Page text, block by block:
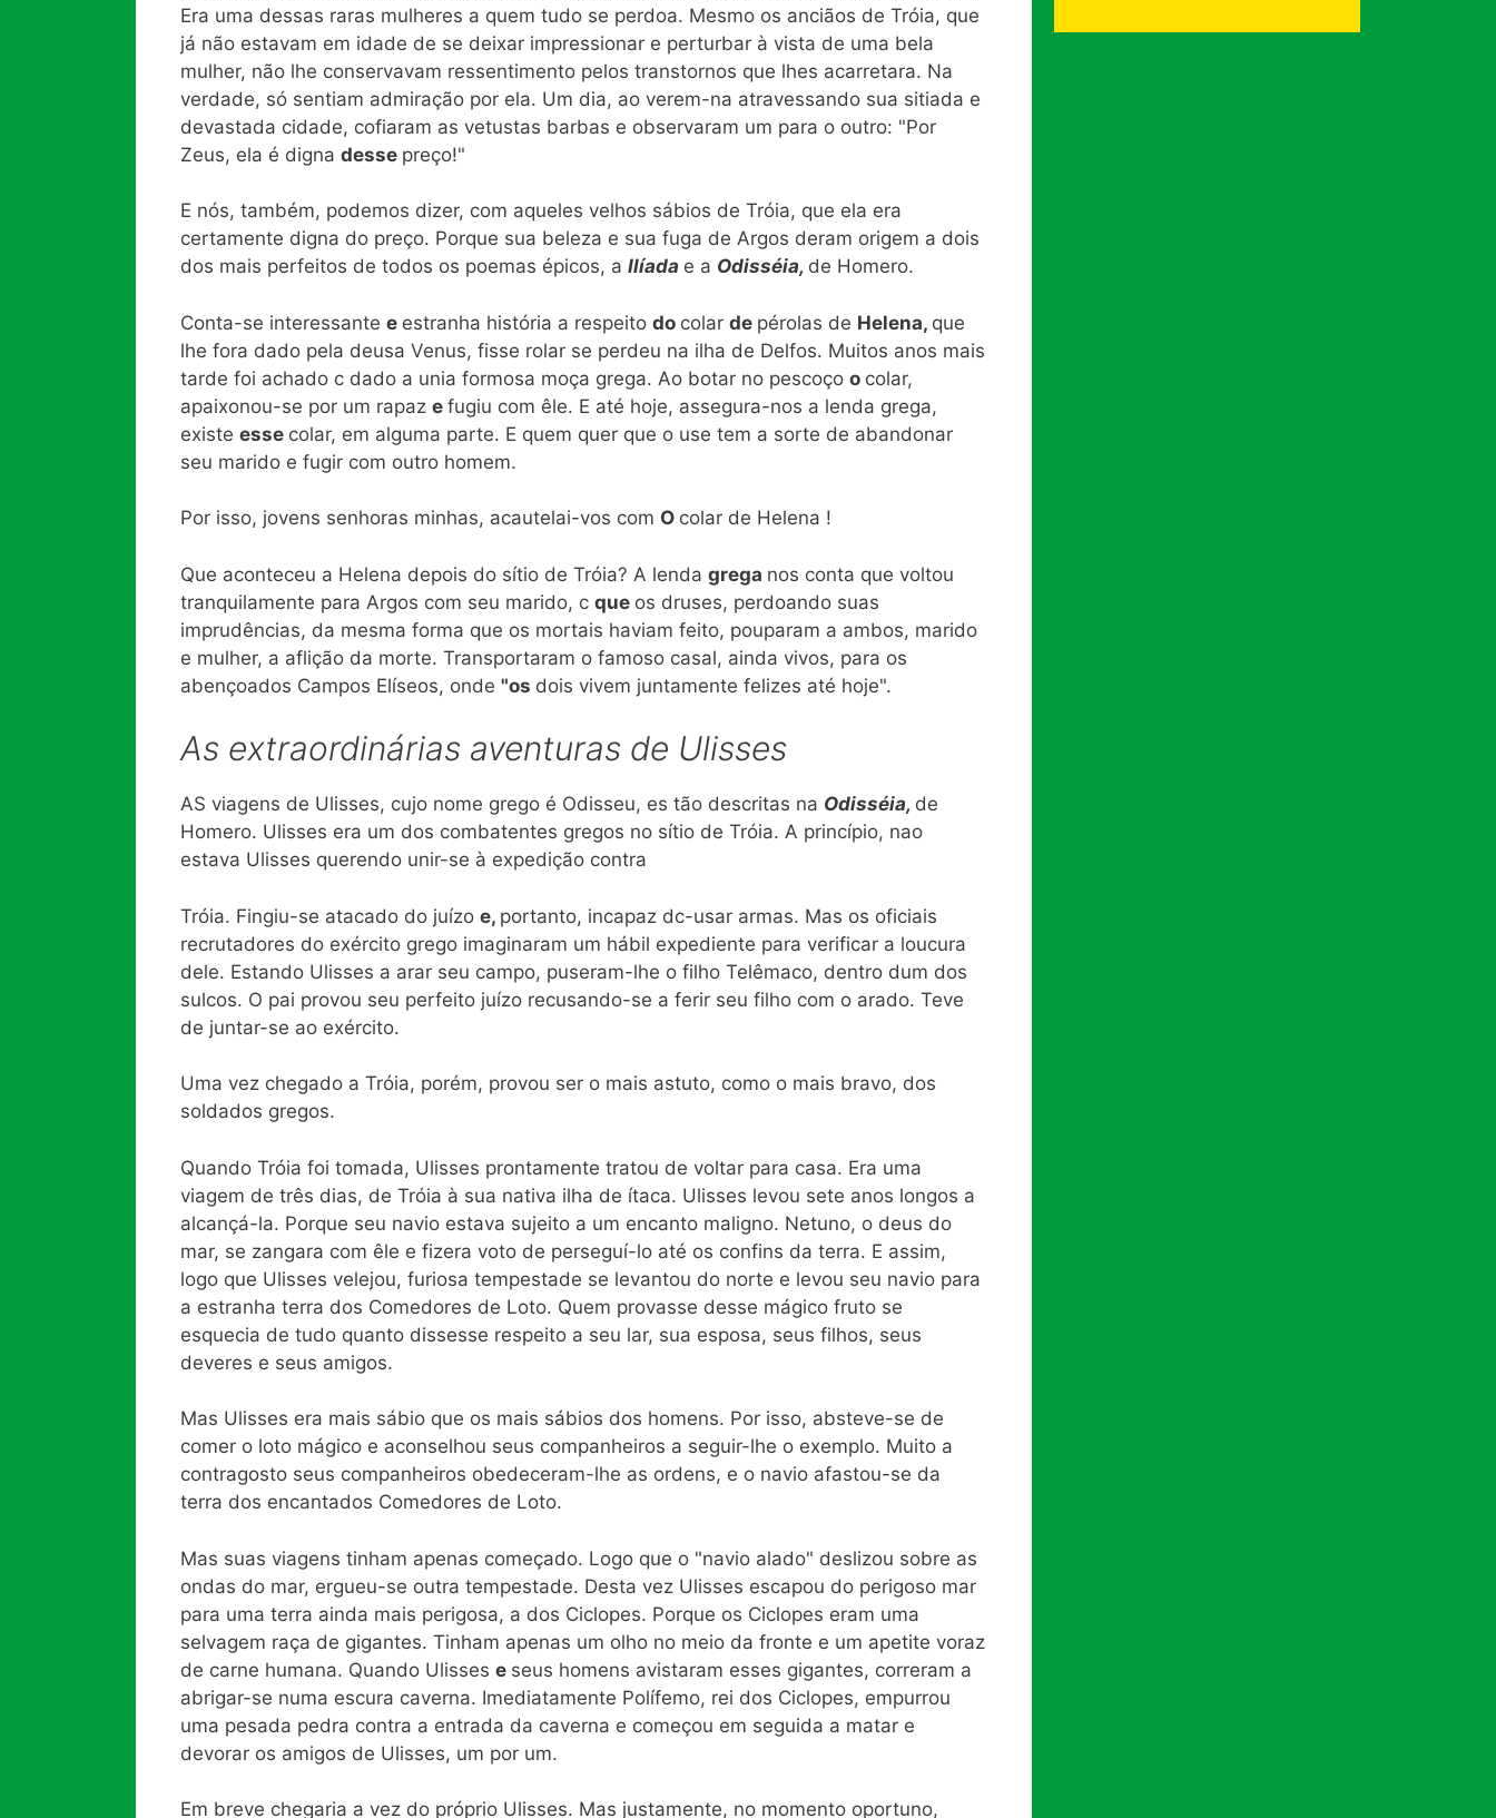
Era uma dessas raras mulheres a quem tudo se perdoa. Mesmo os anciãos de Tróia, que
já não estavam em idade de se deixar impressionar e perturbar à vista de uma bela
mulher, não lhe conservavam ressentimento pelos transtornos que lhes acarretara. Na
verdade, só sentiam admiração por ela. Um dia, ao verem-na atravessando sua sitiada e
devastada cidade, cofiaram as vetustas barbas e observaram um para o outro: "Por
Zeus, ela é digna desse preço!"
E nós, também, podemos dizer, com aqueles velhos sábios de Tróia, que ela era
certamente digna do preço. Porque sua beleza e sua fuga de Argos deram origem a dois
dos mais perfeitos de todos os poemas épicos, a Ilíada e a Odisséia, de Homero.
Conta-se interessante e estranha história a respeito do colar de pérolas de Helena, que
lhe fora dado pela deusa Venus, fisse rolar se perdeu na ilha de Delfos. Muitos anos mais
tarde foi achado c dado a unia formosa moça grega. Ao botar no pescoço o colar,
apaixonou-se por um rapaz e fugiu com êle. E até hoje, assegura-nos a lenda grega,
existe esse colar, em alguma parte. E quem quer que o use tem a sorte de abandonar
seu marido e fugir com outro homem.
Por isso, jovens senhoras minhas, acautelai-vos com O colar de Helena !
Que aconteceu a Helena depois do sítio de Tróia? A lenda grega nos conta que voltou
tranquilamente para Argos com seu marido, c que os druses, perdoando suas
imprudências, da mesma forma que os mortais haviam feito, pouparam a ambos, marido
e mulher, a aflição da morte. Transportaram o famoso casal, ainda vivos, para os
abençoados Campos Elíseos, onde "os dois vivem juntamente felizes até hoje".
As extraordinárias aventuras de Ulisses
AS viagens de Ulisses, cujo nome grego é Odisseu, es tão descritas na Odisséia, de
Homero. Ulisses era um dos combatentes gregos no sítio de Tróia. A princípio, nao
estava Ulisses querendo unir-se à expedição contra
Tróia. Fingiu-se atacado do juízo e, portanto, incapaz dc-usar armas. Mas os oficiais
recrutadores do exército grego imaginaram um hábil expediente para verificar a loucura
dele. Estando Ulisses a arar seu campo, puseram-lhe o filho Telêmaco, dentro dum dos
sulcos. O pai provou seu perfeito juízo recusando-se a ferir seu filho com o arado. Teve
de juntar-se ao exército.
Uma vez chegado a Tróia, porém, provou ser o mais astuto, como o mais bravo, dos
soldados gregos.
Quando Tróia foi tomada, Ulisses prontamente tratou de voltar para casa. Era uma
viagem de três dias, de Tróia à sua nativa ilha de ítaca. Ulisses levou sete anos longos a
alcançá-la. Porque seu navio estava sujeito a um encanto maligno. Netuno, o deus do
mar, se zangara com êle e fizera voto de perseguí-lo até os confins da terra. E assim,
logo que Ulisses velejou, furiosa tempestade se levantou do norte e levou seu navio para
a estranha terra dos Comedores de Loto. Quem provasse desse mágico fruto se
esquecia de tudo quanto dissesse respeito a seu lar, sua esposa, seus filhos, seus
deveres e seus amigos.
Mas Ulisses era mais sábio que os mais sábios dos homens. Por isso, absteve-se de
comer o loto mágico e aconselhou seus companheiros a seguir-lhe o exemplo. Muito a
contragosto seus companheiros obedeceram-lhe as ordens, e o navio afastou-se da
terra dos encantados Comedores de Loto.
Mas suas viagens tinham apenas começado. Logo que o "navio alado" deslizou sobre as
ondas do mar, ergueu-se outra tempestade. Desta vez Ulisses escapou do perigoso mar
para uma terra ainda mais perigosa, a dos Ciclopes. Porque os Ciclopes eram uma
selvagem raça de gigantes. Tinham apenas um olho no meio da fronte e um apetite voraz
de carne humana. Quando Ulisses e seus homens avistaram esses gigantes, correram a
abrigar-se numa escura caverna. Imediatamente Polífemo, rei dos Ciclopes, empurrou
uma pesada pedra contra a entrada da caverna e começou em seguida a matar e
devorar os amigos de Ulisses, um por um.
Em breve chegaria a vez do próprio Ulisses. Mas justamente, no momento oportuno,